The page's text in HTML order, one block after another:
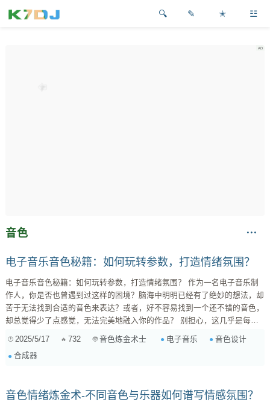
✎ ✭ ☳
音色
电子音乐音色秘籍：如何玩转参数，打造情绪氛围？
电子音乐音色秘籍：如何玩转参数，打造情绪氛围？ 作为一名电子音乐制
作人，你是否也曾遇到过这样的困境？脑海中明明已经有了绝妙的想法，却
苦于无法找到合适的音色来表达？或者，好不容易找到一个还不错的音色，
却总觉得少了点感觉，无法完美地融入你的作品？ 别担心，这几乎是每个
你的作品的个性和情感表达。掌握音色的秘密，就等于掌握了电子音乐创作
的钥匙。 今天，我就将结合我多年的制作经验，深入剖析电子音乐中常用
2025/5/17 732 音色炼金术士 电子音乐
音色设计
合成器
音色情绪炼金术-不同音色与乐器如何谱写情感氛围？